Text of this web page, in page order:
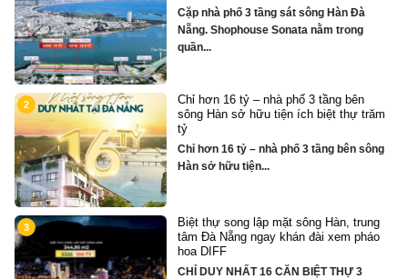
Cặp nhà phố 3 tầng sát sông Hàn Đà
Nẵng. Shophouse Sonata nằm trong
quần...
2
Chỉ hơn 16 tỷ – nhà phố 3 tầng bên
sông Hàn sở hữu tiện ích biệt thự trăm
tỷ
Chỉ hơn 16 tỷ – nhà phố 3 tầng bên sông
Hàn sở hữu tiện...
3
Biệt thự song lập mặt sông Hàn, trung
tâm Đà Nẵng ngay khán đài xem pháo
hoa DIFF
CHỈ DUY NHẤT 16 CĂN BIỆT THỰ 3